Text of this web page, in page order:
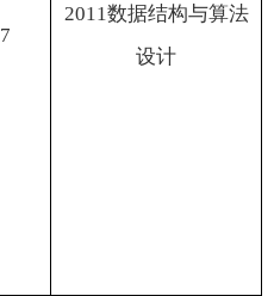
7
2011数据结构与算法
设计